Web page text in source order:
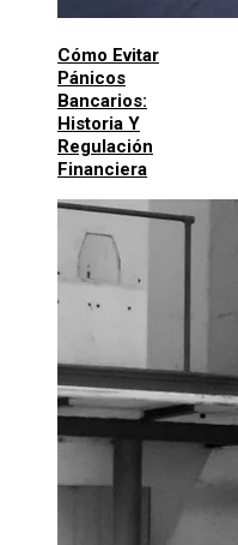
Cómo Evitar
Pánicos
Bancarios:
Historia Y
Regulación
Financiera